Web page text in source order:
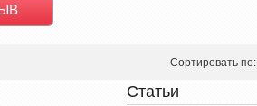
Сортировать по:
Статьи